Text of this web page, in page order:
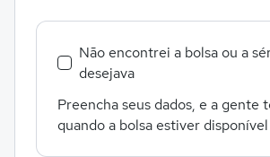
Não encontrei a bolsa ou a
desejava
Preencha seus dados, e a gente
quando a bolsa estiver disponível